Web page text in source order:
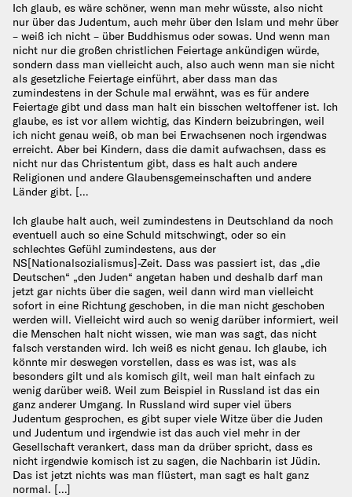
Ich glaub, es wäre schöner, wenn man mehr wüsste, also nicht
nur über das Judentum, auch mehr über den Islam und mehr über
– weiß ich nicht – über Buddhismus oder sowas. Und wenn man
nicht nur die großen christlichen Feiertage ankündigen würde,
sondern dass man vielleicht auch, also auch wenn man sie nicht
als gesetzliche Feiertage einführt, aber dass man das
zumindestens in der Schule mal erwähnt, was es für andere
Feiertage gibt und dass man halt ein bisschen weltoffener ist. Ich
glaube, es ist vor allem wichtig, das Kindern beizubringen, weil
ich nicht genau weiß, ob man bei Erwachsenen noch irgendwas
erreicht. Aber bei Kindern, dass die damit aufwachsen, dass es
nicht nur das Christentum gibt, dass es halt auch andere
Religionen und andere Glaubensgemeinschaften und andere
Länder gibt. […
Ich glaube halt auch, weil zumindestens in Deutschland da noch
eventuell auch so eine Schuld mitschwingt, oder so ein
schlechtes Gefühl zumindestens, aus der
NS[Nationalsozialismus]-Zeit. Dass was passiert ist, das „die
Deutschen“ „den Juden“ angetan haben und deshalb darf man
jetzt gar nichts über die sagen, weil dann wird man vielleicht
sofort in eine Richtung geschoben, in die man nicht geschoben
werden will. Vielleicht wird auch so wenig darüber informiert, weil
die Menschen halt nicht wissen, wie man was sagt, das nicht
falsch verstanden wird. Ich weiß es nicht genau. Ich glaube, ich
könnte mir deswegen vorstellen, dass es was ist, was als
besonders gilt und als komisch gilt, weil man halt einfach zu
wenig darüber weiß. Weil zum Beispiel in Russland ist das ein
ganz anderer Umgang. In Russland wird super viel übers
Judentum gesprochen, es gibt super viele Witze über die Juden
und Judentum und irgendwie ist das auch viel mehr in der
Gesellschaft verankert, dass man da drüber spricht, dass es
nicht irgendwie komisch ist zu sagen, die Nachbarin ist Jüdin.
Das ist jetzt nichts was man flüstert, man sagt es halt ganz
normal. […]